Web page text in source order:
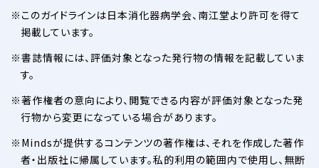
このガイドラインは日本消化器病学会、南江堂より許可を得て
掲載しています。
書誌情報には、評価対象となった発行物の情報を記載していま
す。
著作権者の意向により、閲覧できる内容が評価対象となった発
行物から変更になっている場合があります。
Mindsが提供するコンテンツの著作権は、それを作成した著作
者・出版社に帰属しています。私的利用の範囲内で使用し、無断